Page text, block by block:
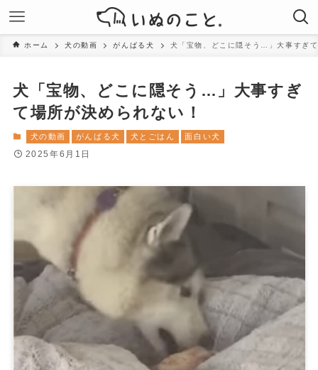
ホーム 犬の動画 がんばる犬 犬「宝物、どこに隠そう…」大事すぎ
犬「宝物、どこに隠そう…」大事すぎ
て場所が決められない！
犬の動画 がんばる犬 犬とごはん 面白い犬
2025年6月1日